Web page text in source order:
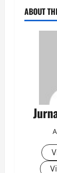
ABOUT